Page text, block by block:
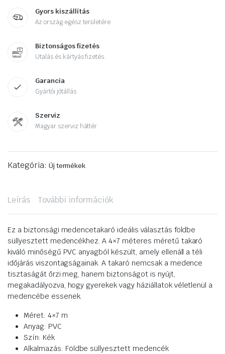
Gyors kiszállítás
Az ország egész területére
Biztonságos fizetés
Utalás és kártyás fizetés.
Garancia
Gyártói jótállás
Szerviz
Magyar szerviz háttér
Kategória: Új termékek
Leírás További információk
Ez a biztonsági medencetakaró ideális választás földbe
süllyesztett medencékhez. A 4×7 méteres méretű takaró
kiváló minőségű PVC anyagból készült, amely ellenáll a téli
időjárás viszontagságainak. A takaró nemcsak a medence
tisztaságát őrzi meg, hanem biztonságot is nyújt,
megakadályozva, hogy gyerekek vagy háziállatok véletlenül a
medencébe essenek.
Méret: 4×7 m
Anyag: PVC
Szín: Kék
Alkalmazás: Földbe süllyesztett medencék